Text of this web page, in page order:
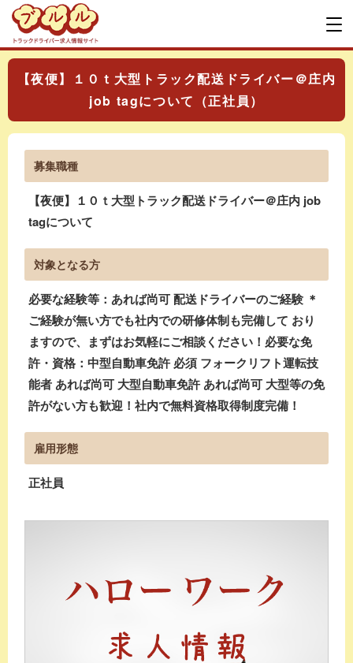
【夜便】１０ｔ大型トラック配送ドライバー＠庄内
job tagについて（正社員）
募集職種
【夜便】１０ｔ大型トラック配送ドライバー＠庄内 job
tagについて
対象となる方
必要な経験等：あれば尚可 配送ドライバーのご経験 ＊
ご経験が無い方でも社内での研修体制も完備して おり
ますので、まずはお気軽にご相談ください！必要な免
許・資格：中型自動車免許 必須 フォークリフト運転技
能者 あれば尚可 大型自動車免許 あれば尚可 大型等の免
許がない方も歓迎！社内で無料資格取得制度完備！
雇用形態
正社員